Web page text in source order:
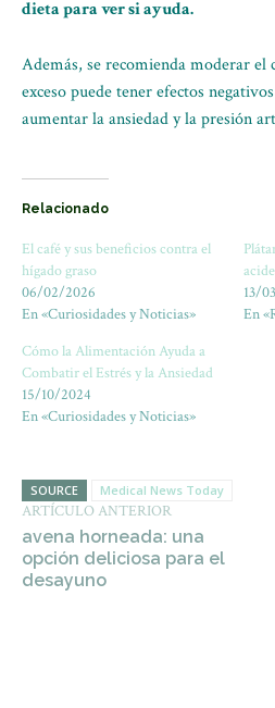
dieta para ver si ayuda.
Además, se recomienda moderar el
exceso puede tener efectos
aumentar la ansiedad y la presión
Relacionado
El café y sus beneficios contra el
hígado graso
06/02/2026
En «Curiosidades y Noticias»
13/
En
Cómo la Alimentación Ayuda a
Combatir el Estrés y la Ansiedad
15/10/2024
En «Curiosidades y Noticias»
SOURCE Medical News Today
ARTÍCULO ANTERIOR
avena horneada: una
opción deliciosa para el
desayuno